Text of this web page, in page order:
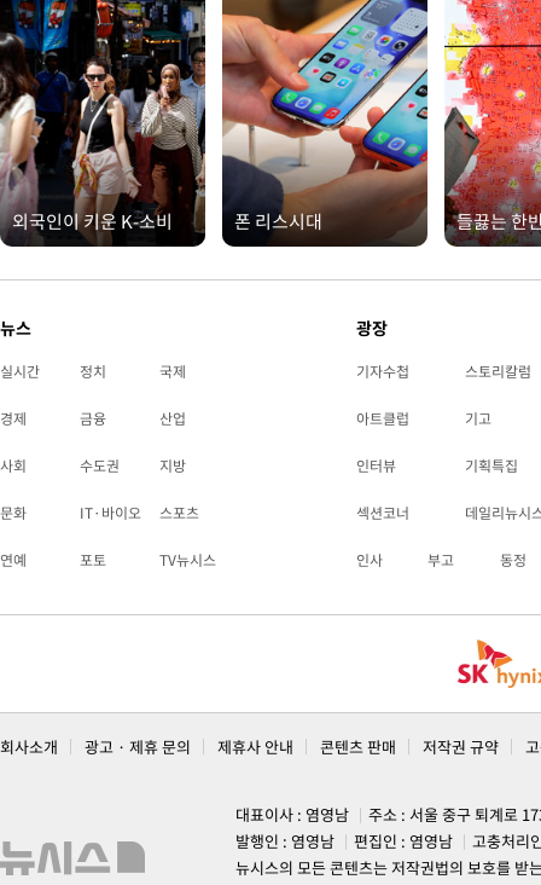
외국인이 키운 K-소비 폰 리스시대 들끓는 한
뉴스
실시간 정치 국제
경제 금융 산업
사회 수도권 지방
문화 IT·바이오 스포츠
연예 포토 TV뉴시스
광장
기자수첩 스토리칼럼
아트클럽 기고
인터뷰 기획특집
섹션코너 데일리뉴시
인사 부고 동정
회사소개 광고 · 제휴 문의 제휴사 안내 콘텐츠 판매 저작권 규약
대표이사 : 염영남
주소 : 서울 중구 퇴계로
발행인 : 염영남
편집인 : 염영남
고충처리
뉴시스의 모든 콘텐츠는 저작권법의 보호를